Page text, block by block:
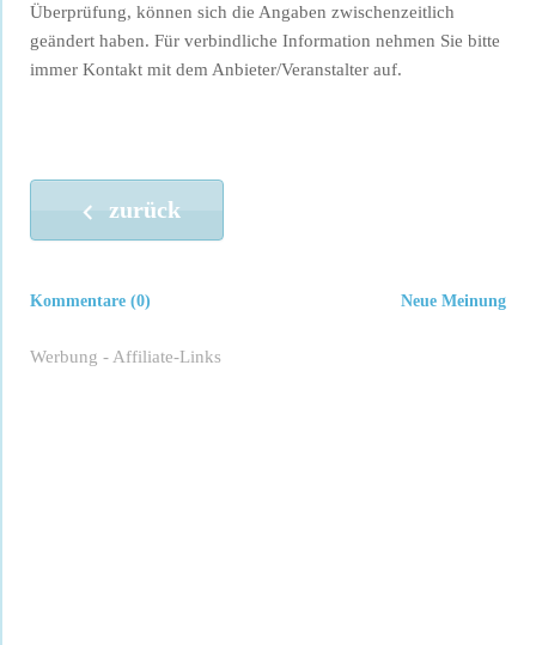
Überprüfung, können sich die Angaben zwischenzeitlich
geändert haben. Für verbindliche Information nehmen Sie bitte
immer Kontakt mit dem Anbieter/Veranstalter auf.
zurück
Neue Meinung
Kommentare (0)
Werbung - Affiliate-Links